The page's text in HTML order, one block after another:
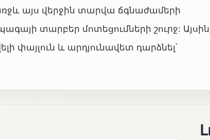
այս վերջին տարվա ճգնաժամերի
տարբեր մոտեցումների շուրջ:
փայլուն և արդյունավետ դարձնել՝